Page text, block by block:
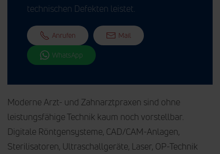
technischen Defekten leistet.
Anrufen Mail
WhatsApp
Moderne Arzt- und Zahnarztpraxen sind ohne
leistungsfähige Technik kaum noch vorstellbar.
Digitale Röntgensysteme, CAD/CAM-Anlagen,
Sterilisatoren, Ultraschallgeräte, Laser, OP-Technik